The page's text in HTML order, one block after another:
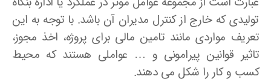
تولیدی که خارج از کنترل مدیران آن باشد. با توجه به این
تعریف مواردی مانند تامین مالی برای پروژه، اخذ مجوز،
تاثیر قوانین پیرامونی و … عواملی هستند که محیط
کسب و کار را شکل می ­دهند.